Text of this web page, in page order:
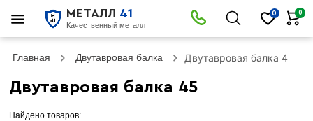
МЕТАЛЛ 41
Качественный металл
0 0
Главная Двутавровая балка Двутавровая балка 45
Двутавровая балка 45
Найдено товаров: